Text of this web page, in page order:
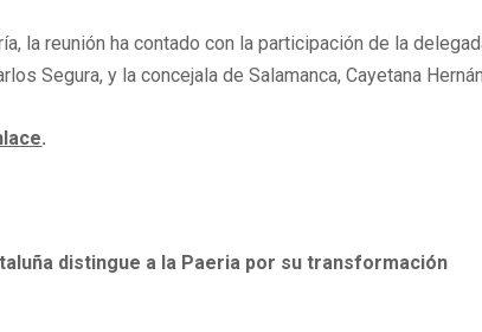
la reunión ha contado con la participación de la
Segura, y la concejala de Salamanca, Cayetana
.
distingue a la Paeria por su transformación